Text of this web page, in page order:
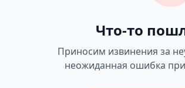
Что-то
Приносим извинения за
неожиданная ошибка при